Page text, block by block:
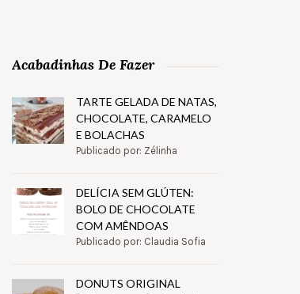
Acabadinhas De Fazer
TARTE GELADA DE NATAS,
CHOCOLATE, CARAMELO
E BOLACHAS
Publicado por: Zélinha
DELÍCIA SEM GLÚTEN:
BOLO DE CHOCOLATE
COM AMÊNDOAS
Publicado por: Claudia Sofia
DONUTS ORIGINAL